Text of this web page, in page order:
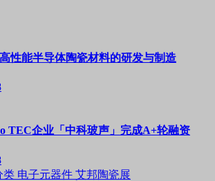
性能半导体陶瓷材料的研发与制造
TEC企业「中科玻声」完成A+轮融资
类 电子元器件 艾邦陶瓷展